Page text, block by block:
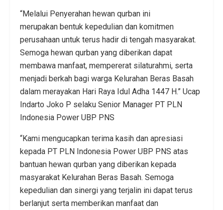
“Melalui Penyerahan hewan qurban ini
merupakan bentuk kepedulian dan komitmen
perusahaan untuk terus hadir di tengah masyarakat.
Semoga hewan qurban yang diberikan dapat
membawa manfaat, mempererat silaturahmi, serta
menjadi berkah bagi warga Kelurahan Beras Basah
dalam merayakan Hari Raya Idul Adha 1447 H.” Ucap
Indarto Joko P selaku Senior Manager PT PLN
Indonesia Power UBP PNS
“Kami mengucapkan terima kasih dan apresiasi
kepada PT PLN Indonesia Power UBP PNS atas
bantuan hewan qurban yang diberikan kepada
masyarakat Kelurahan Beras Basah. Semoga
kepedulian dan sinergi yang terjalin ini dapat terus
berlanjut serta memberikan manfaat dan